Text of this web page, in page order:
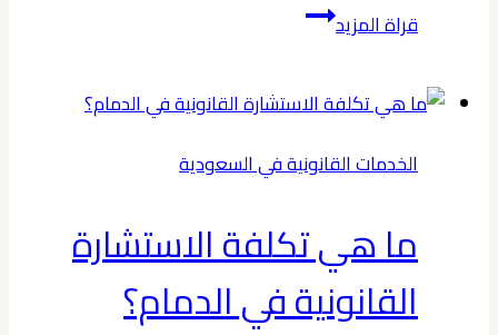
قراة المزيدمميزات
قضايا
تحصيل
ديون
معك
الخدمات القانونية في السعودية
ما هي تكلفة الاستشارة
القانونية في الدمام؟